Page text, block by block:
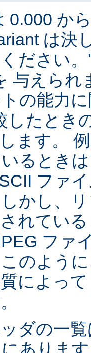
0.000 か
は決
ださい
与えら
の能力
したとき
します。
るとき
ファ
かし、
れてい
ファ
のよう
によっ
ダの一
ありま